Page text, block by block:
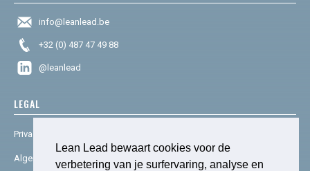
Lean Lead bewaart cookies voor de
verbetering van je surfervaring, analyse en
info@leanlead.be
+32 (0) 487 47 49 88
@leanlead
LEGAL
Privacy & cookies
Algemene voorwaarden